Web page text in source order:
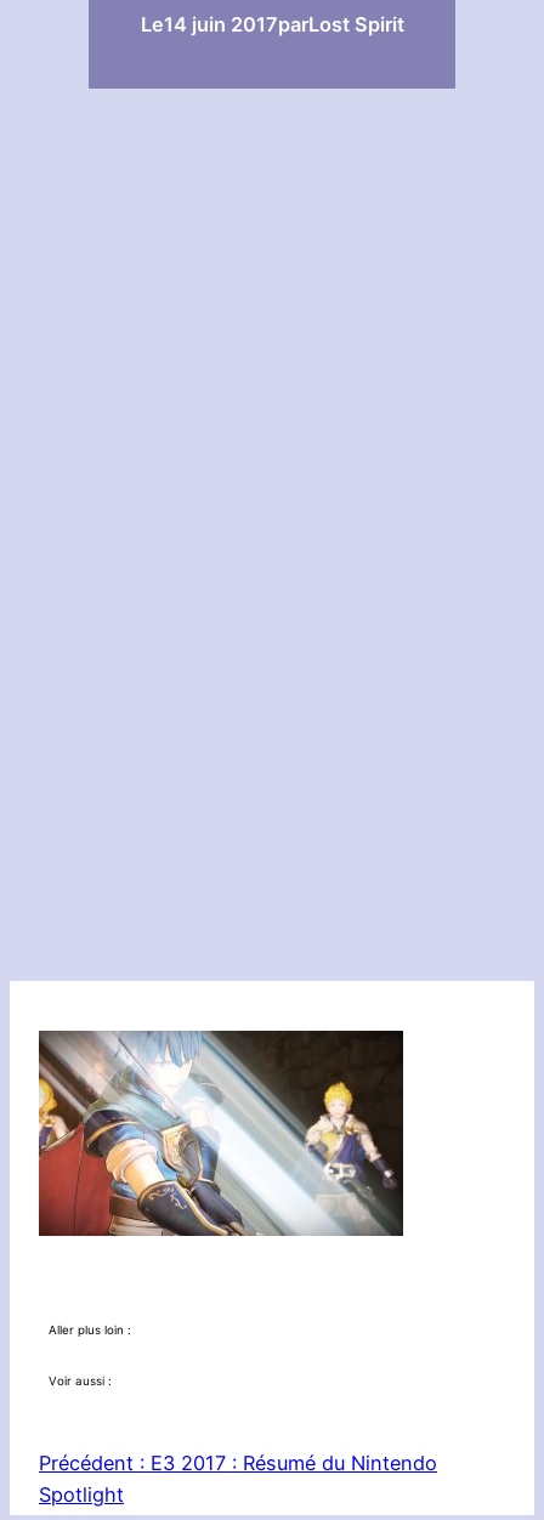
Le14 juin 2017parLost Spirit
Aller plus loin :
Voir aussi :
Précédent : E3 2017 : Résumé du Nintendo
Spotlight